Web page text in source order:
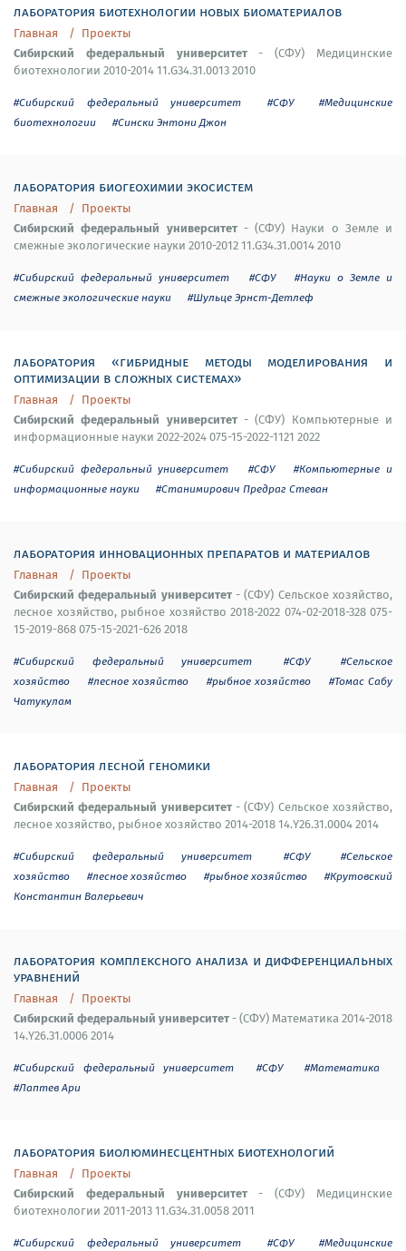
лаборатория биотехнологии новых биоматериалов
Главная Проекты
Сибирский федеральный университет- (СФУ) Медицинские
биотехнологии 2010-2014 11.G34.31.0013 2010
#Сибирский федеральный университет #СФУ
#Медицинские
биотехнологии
#Сински Энтони Джон
лаборатория биогеохимии экосистем
Главная Проекты
Сибирский федеральный университет- (СФУ) Науки о Земле и
смежные экологические науки 2010-2012 11.G34.31.0014 2010
#Сибирский федеральный университет #СФУ
#Науки о Земле и
смежные экологические науки
#Шульце Эрнст-Детлеф
лаборатория «гибридные методы моделирования и
оптимизации в сложных системах»
Главная Проекты
Сибирский федеральный университет- (СФУ) Компьютерные и
информационные науки 2022-2024 075-15-2022-1121 2022
#Сибирский федеральный университет #СФУ
#Компьютерные и
информационные науки
#Станимирович Предраг Стеван
лаборатория инновационных препаратов и материалов
Главная Проекты
Сибирский федеральный университет- (СФУ) Сельское хозяйство,
лесное хозяйство, рыбное хозяйство 2018-2022 074-02-2018-328 075-
15-2019-868 075-15-2021-626 2018
#Сибирский федеральный университет #СФУ
#Сельское
хозяйство
#лесное хозяйство #рыбное хозяйство
#Томас Сабу
Чатукулам
лаборатория лесной геномики
Главная Проекты
Сибирский федеральный университет- (СФУ) Сельское хозяйство,
лесное хозяйство, рыбное хозяйство 2014-2018 14.Y26.31.0004 2014
#Сибирский федеральный университет #СФУ
#Сельское
хозяйство
#лесное хозяйство #рыбное хозяйство
#Крутовский
Константин Валерьевич
лаборатория комплексного анализа и дифференциальных
уравнений
Главная Проекты
Сибирский федеральный университет- (СФУ) Математика 2014-2018
14.Y26.31.0006 2014
#Сибирский федеральный университет #СФУ
#Математика
#Лаптев Ари
лаборатория биолюминесцентных биотехнологий
Главная Проекты
Сибирский федеральный университет- (СФУ) Медицинские
биотехнологии 2011-2013 11.G34.31.0058 2011
#Сибирский федеральный университет #СФУ
#Медицинские